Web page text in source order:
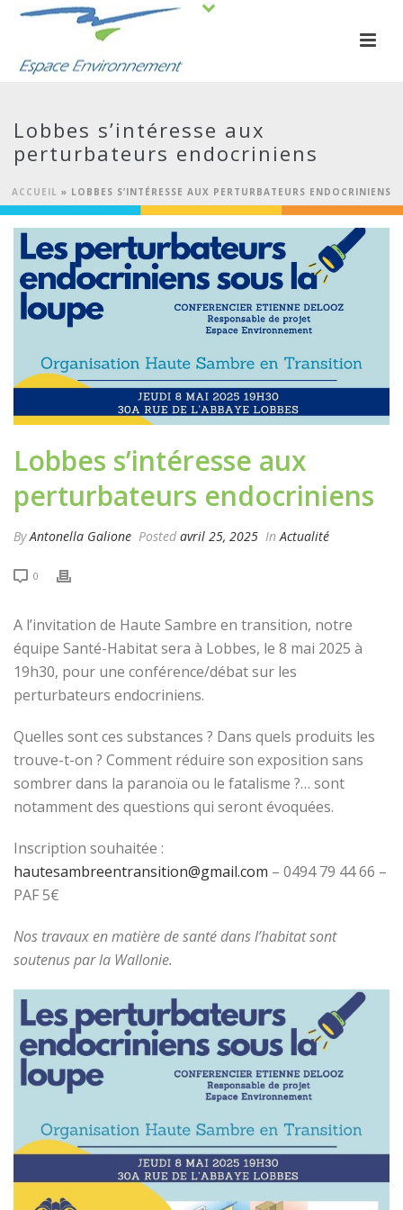
Lobbes s’intéresse aux
perturbateurs endocriniens
ACCUEIL » LOBBES S’INTÉRESSE AUX PERTURBATEURS ENDOCRINIENS
Lobbes s’intéresse aux
perturbateurs endocriniens
ByAntonella Galione Posted avril 25, 2025 InActualité
0
A l’invitation de Haute Sambre en transition, notre
équipe Santé-Habitat sera à Lobbes, le 8 mai 2025 à
19h30, pour une conférence/débat sur les
perturbateurs endocriniens.
Quelles sont ces substances ? Dans quels produits les
trouve-t-on ? Comment réduire son exposition sans
sombrer dans la paranoïa ou le fatalisme ?… sont
notamment des questions qui seront évoquées.
Inscription souhaitée :
hautesambreentransition@gmail.com – 0494 79 44 66 –
PAF 5€
Nos travaux en matière de santé dans l’habitat sont
soutenus par la Wallonie.